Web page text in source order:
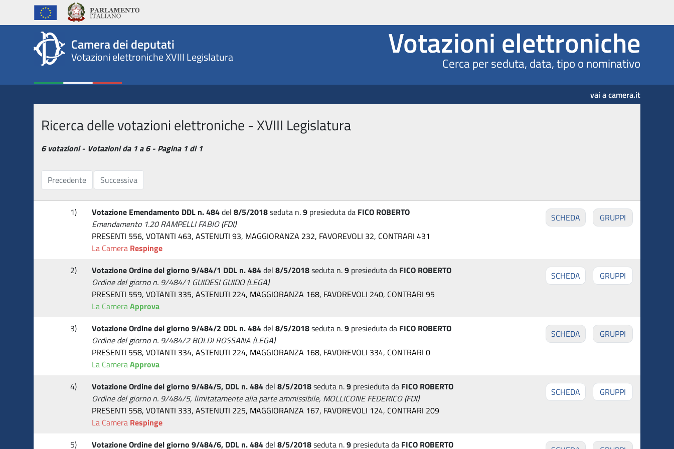
Camera dei deputati - Votazioni elettroniche XVIII Legislatura
Camera dei deputati
Votazioni elettroniche XVIII Legislatura Votazioni elettroniche
Cerca per seduta, data, tipo o nominativo
vai a camera.it
Ricerca delle votazioni elettroniche - XVIII Legislatura
6 votazioni - Votazioni da 1 a 6 - Pagina 1 di 1
Precedente Successiva
1) Votazione Emendamento DDL n. 484del 8/5/2018seduta n.9presieduta da FICO ROBERTO
Emendamento 1.20 RAMPELLI FABIO (FDI)
PRESENTI 556, VOTANTI 463, ASTENUTI 93, MAGGIORANZA 232, FAVOREVOLI 32, CONTRARI 431
La Camera Respinge
SCHEDA GRUPPI
2) Votazione Ordine del giorno 9/484/1 DDL n. 484del 8/5/2018seduta n.9presieduta da FICO ROBERTO
Ordine del giorno n. 9/484/1 GUIDESI GUIDO (LEGA)
PRESENTI 559, VOTANTI 335, ASTENUTI 224, MAGGIORANZA 168, FAVOREVOLI 240, CONTRARI 95
La CameraApprova
SCHEDA GRUPPI
3) Votazione Ordine del giorno 9/484/2 DDL n. 484del 8/5/2018seduta n.9presieduta da FICO ROBERTO
Ordine del giorno n. 9/484/2 BOLDI ROSSANA (LEGA)
PRESENTI 558, VOTANTI 334, ASTENUTI 224, MAGGIORANZA 168, FAVOREVOLI 334, CONTRARI 0
La CameraApprova
SCHEDA GRUPPI
4) Votazione Ordine del giorno 9/484/5, DDL n. 484del 8/5/2018seduta n.9presieduta da FICO ROBERTO
Ordine del giorno n. 9/484/5, limitatamente alla parte ammissibile, MOLLICONE FEDERICO (FDI)
PRESENTI 558, VOTANTI 333, ASTENUTI 225, MAGGIORANZA 167, FAVOREVOLI 124, CONTRARI 209
La Camera Respinge
SCHEDA GRUPPI
5) Votazione Ordine del giorno 9/484/6, DDL n. 484del 8/5/2018seduta n.9presieduta da FICO ROBERTO